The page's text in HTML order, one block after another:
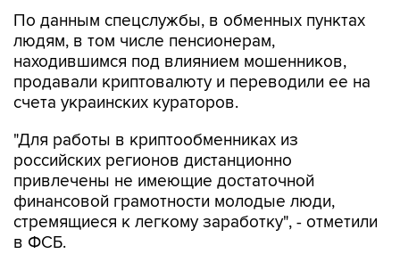
По данным спецслужбы, в обменных пунктах
людям, в том числе пенсионерам,
находившимся под влиянием мошенников,
продавали криптовалюту и переводили ее на
счета украинских кураторов.
"Для работы в криптообменниках из
российских регионов дистанционно
привлечены не имеющие достаточной
финансовой грамотности молодые люди,
стремящиеся к легкому заработку", - отметили
в ФСБ.